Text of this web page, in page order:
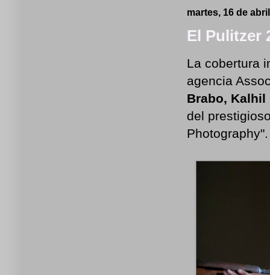
martes, 16 de
El Pulitzer
La cobertura
agencia
Brabo, Kalhil
del
Photography".